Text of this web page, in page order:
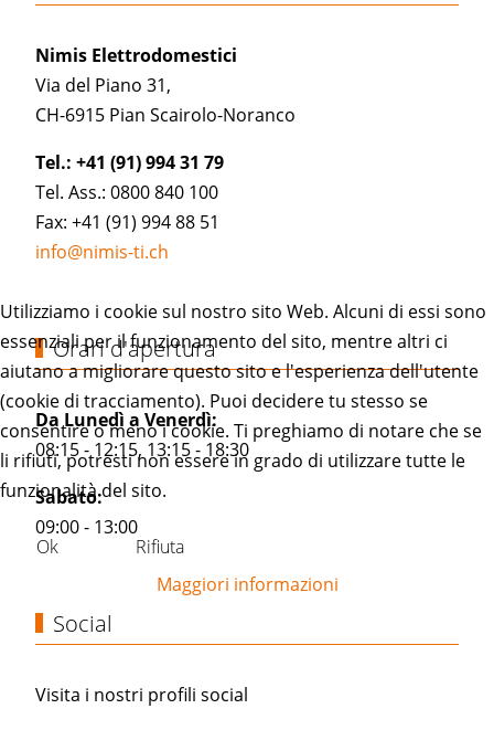
Nimis Elettrodomestici
Via del Piano 31,
CH-6915 Pian Scairolo-Noranco
Tel.: +41 (91) 994 31 79
Tel. Ass.: 0800 840 100
Fax: +41 (91) 994 88 51
info@nimis-ti.ch
Orari d'apertura
Da Lunedì a Venerdì:
08:15 - 12:15, 13:15 - 18:30
Sabato:
09:00 - 13:00
Social
Visita i nostri profili social
Utilizziamo i cookie sul nostro sito Web. Alcuni di essi sono
essenziali per il funzionamento del sito, mentre altri ci
aiutano a migliorare questo sito e l'esperienza dell'utente
(cookie di tracciamento). Puoi decidere tu stesso se
consentire o meno i cookie. Ti preghiamo di notare che se
li rifiuti, potresti non essere in grado di utilizzare tutte le
funzionalità del sito.
Ok
Rifiuta
Maggiori informazioni